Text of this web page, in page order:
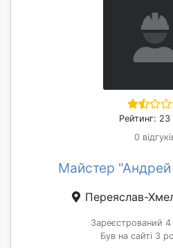
Рейтинг: 23
0
Майстер "Андрей
Переяслав-
Зареєстрований
Був на сайті 3